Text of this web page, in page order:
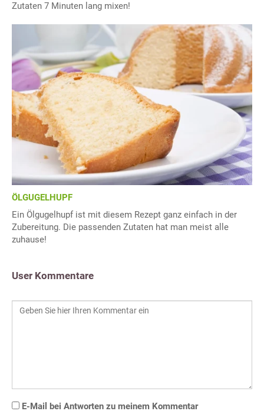
Zutaten 7 Minuten lang mixen!
ÖLGUGELHUPF
Ein Ölgugelhupf ist mit diesem Rezept ganz einfach in der
Zubereitung. Die passenden Zutaten hat man meist alle
zuhause!
User Kommentare
E-Mail bei Antworten zu meinem Kommentar